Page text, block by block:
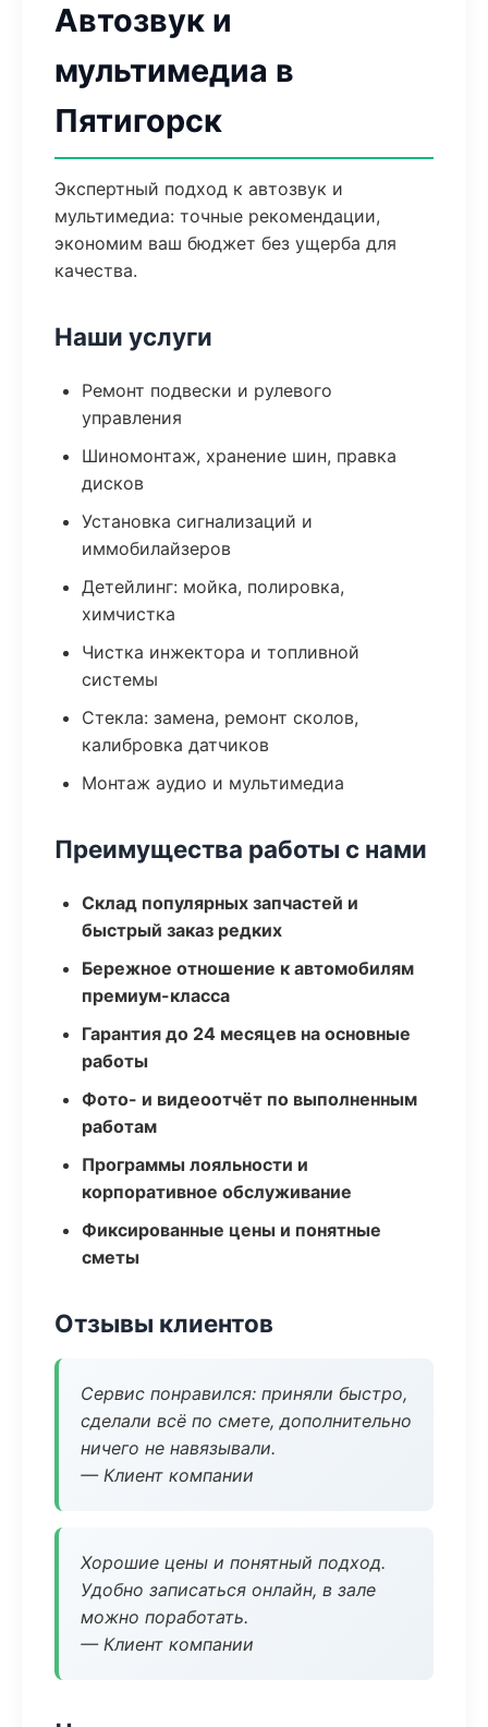
Автозвук и
мультимедиа в
Пятигорск
Экспертный подход к автозвук и
мультимедиа: точные рекомендации,
экономим ваш бюджет без ущерба для
качества.
Наши услуги
Ремонт подвески и рулевого
управления
Шиномонтаж, хранение шин, правка
дисков
Установка сигнализаций и
иммобилайзеров
Детейлинг: мойка, полировка,
химчистка
Чистка инжектора и топливной
системы
Стекла: замена, ремонт сколов,
калибровка датчиков
Монтаж аудио и мультимедиа
Преимущества работы с нами
Склад популярных запчастей и
быстрый заказ редких
Бережное отношение к автомобилям
премиум-класса
Гарантия до 24 месяцев на основные
работы
Фото- и видеоотчёт по выполненным
работам
Программы лояльности и
корпоративное обслуживание
Фиксированные цены и понятные
сметы
Отзывы клиентов
Сервис понравился: приняли быстро,
сделали всё по смете, дополнительно
ничего не навязывали.
— Клиент компании
Хорошие цены и понятный подход.
Удобно записаться онлайн, в зале
можно поработать.
— Клиент компании